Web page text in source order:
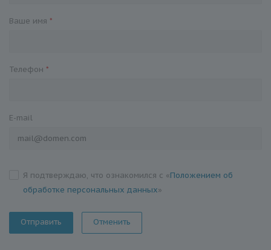
Ваше имя *
Телефон *
E-mail
Я подтверждаю, что ознакомился с «Положением об
обработке персональных данных»
Отменить